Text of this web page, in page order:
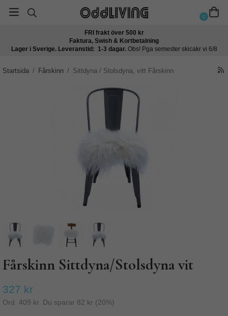
0
FRI frakt över 500 kr
Faktura, Swish & Kortbetalning
Lager i Sverige. Leveranstid: 1-3 dagar. Obs! Pga semester skicakr vi 6/8
Startsida / Fårskinn / Sittdyna / Stolsdyna, vitt Fårskinn
Fårskinn Sittdyna/Stolsdyna vit
327 kr
Ord. 409 kr . Du sparar 82 kr (20%)